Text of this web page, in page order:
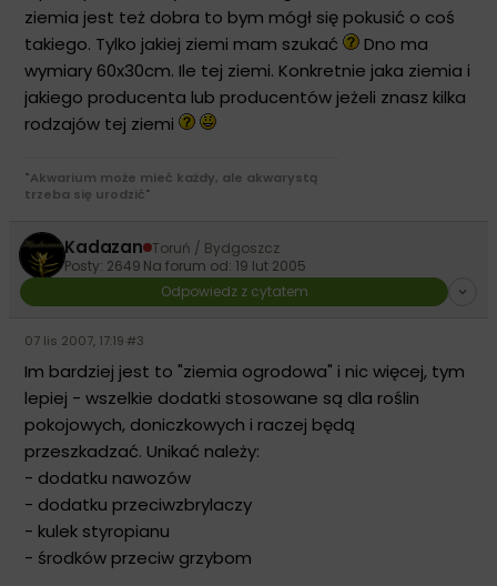
ziemia jest też dobra to bym mógł się pokusić o coś
takiego. Tylko jakiej ziemi mam szukać
Dno ma
wymiary 60x30cm. Ile tej ziemi. Konkretnie jaka ziemia i
jakiego producenta lub producentów jeżeli znasz kilka
rodzajów tej ziemi
"Akwarium może mieć każdy, ale akwarystą
trzeba się urodzić"
Kadazan Toruń / Bydgoszcz
Posty: 2649 Na forum od: 19 lut 2005
Odpowiedz z cytatem
07 lis 2007, 17:19#3
Im bardziej jest to "ziemia ogrodowa" i nic więcej, tym
lepiej - wszelkie dodatki stosowane są dla roślin
pokojowych, doniczkowych i raczej będą
przeszkadzać. Unikać należy:
- dodatku nawozów
- dodatku przeciwzbrylaczy
- kulek styropianu
- środków przeciw grzybom